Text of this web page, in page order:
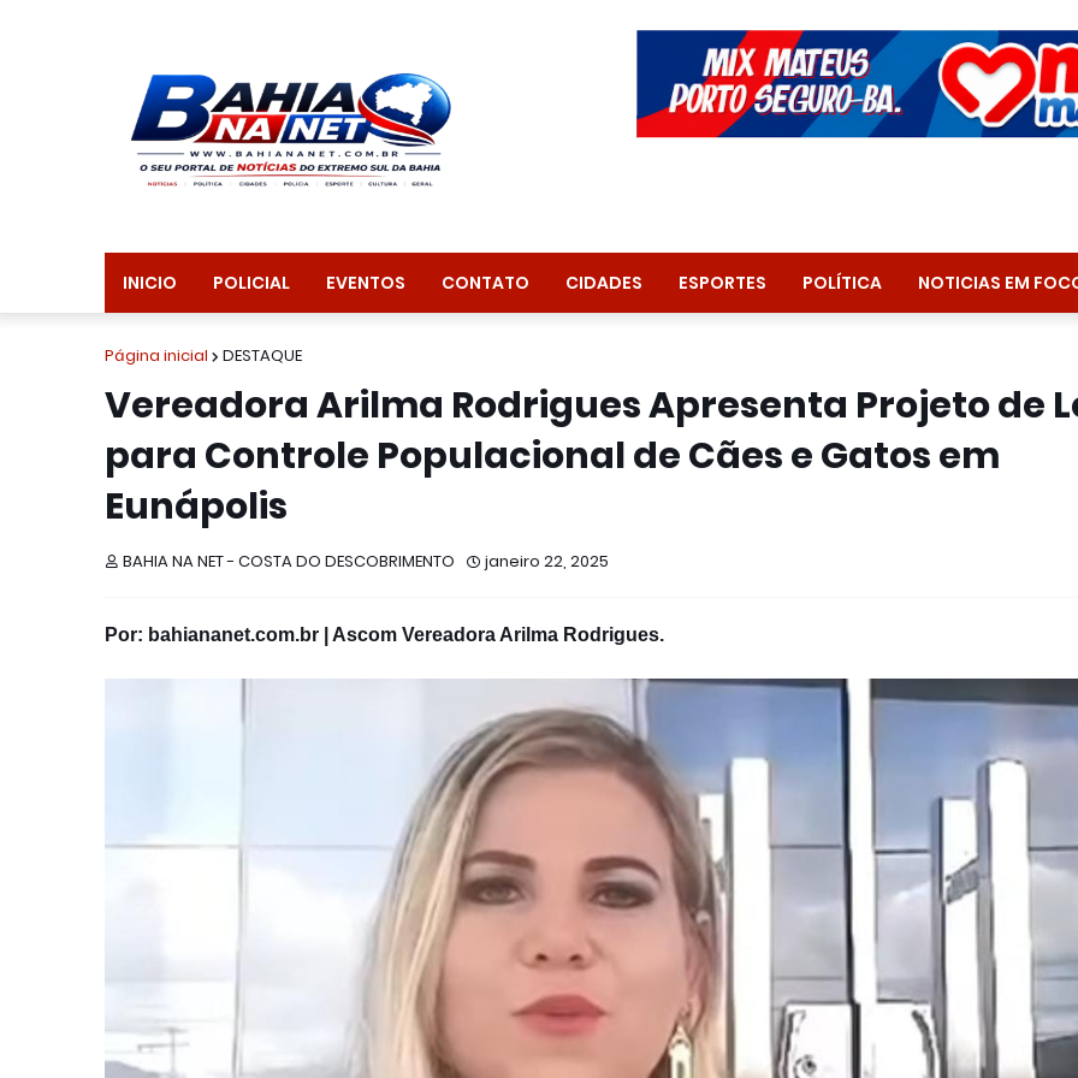
INICIO POLICIAL EVENTOS CONTATO CIDADES ESPORTES POLÍTICA NOTICIAS EM
Página inicial DESTAQUE
Vereadora Arilma Rodrigues Apresenta Projeto de
para Controle Populacional de Cães e Gatos em
Eunápolis
BAHIA NA NET - COSTA DO DESCOBRIMENTO janeiro 22, 2025
Por: bahiananet.com.br | Ascom Vereadora Arilma Rodrigues.